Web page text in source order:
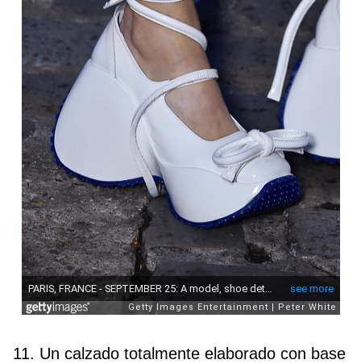
11. Un calzado totalmente elaborado con base